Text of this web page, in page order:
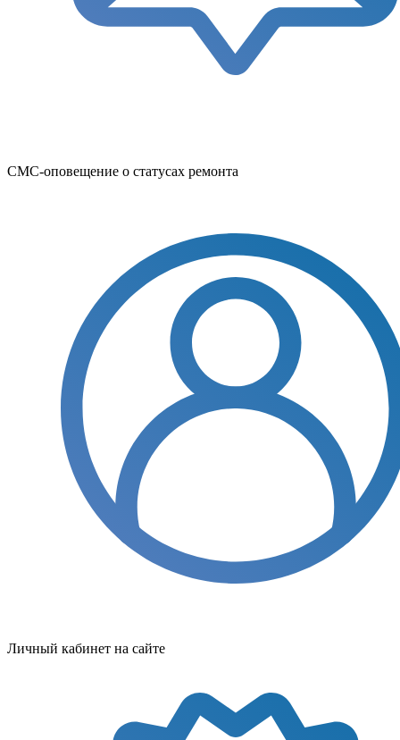
СМС-оповещение о статусах ремонта
Личный кабинет на сайте